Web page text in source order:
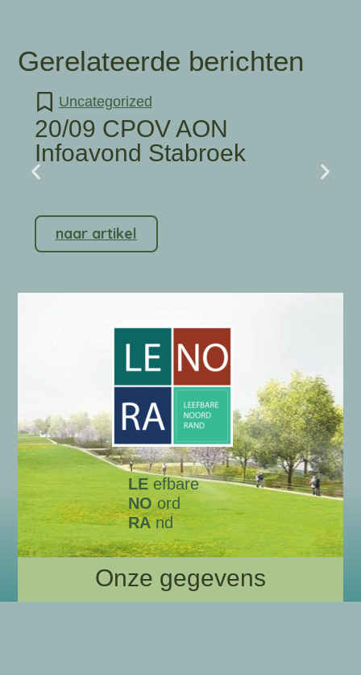
Gerelateerde berichten
Uncategorized
20/09 CPOV AON
Infoavond Stabroek
naar artikel
LE efbare
NOord
RAnd
Onze gegevens